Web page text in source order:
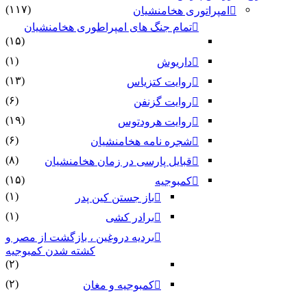
امپراتوری هخامنشیان
(۱۱۷)
تمام جنگ های امپراطوری هخامنشیان
(۱۵)
داریوش
(۱)
روایت کتزیاس
(۱۳)
روایت گزنفن
(۶)
روایت هرودتوس
(۱۹)
شجره نامه هخامنشیان
(۶)
قبایل پارسی در زمان هخامنشیان
(۸)
کمبوجیه
(۱۵)
باز جستن کین پدر
(۱)
برادر کشی
(۱)
بردیه دروغین ، بازگشت از مصر و
کشته شدن کمبوجیه
(۲)
کمبوجیه و مغان
(۲)